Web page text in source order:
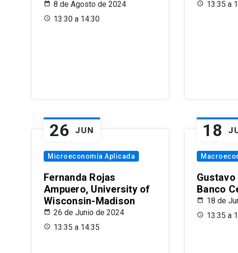
8 de Agosto de 2024
13:30 a 14:30
13:35 a
26 JUN
Microeconomía Aplicada
Fernanda Rojas
Ampuero, University of
Wisconsin-Madison
26 de Junio de 2024
13:35 a 14:35
18
Gustavo
Banco
18 de
13:35 a